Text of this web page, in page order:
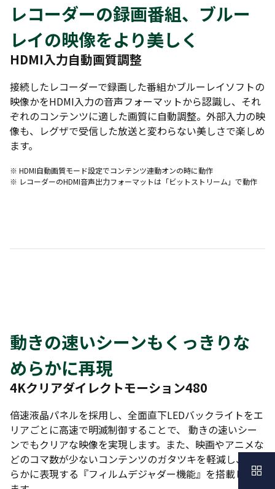
レコーダーの録画番組、ブルー
レイの映像をより美しく
HDMI入力自動画質調整
接続したレコーダーで録画した番組かブルーレイソフトの
映像かをHDMI入力の音声フォーマットから認識し、それ
ぞれのコンテンツに適した画質に自動調整。外部入力の映
像も、レグザで受信した放送と変わらない美しさで楽しめ
ます。
※ HDMI自動画質モード設定でコンテンツ連動オンの時に動作
※ レコーダーのHDMI音声出力フォーマットは「ビットストリーム」で動作
動きの速いシーンもくっきりな
めらかに再現
4Kクリアダイレクトモーション480
倍速液晶パネルを採用し、全面直下LEDバックライトをエ
リアごとに高速で明滅制御することで、 動きの速いシー
ンでもクリアな映像を実現します。また、映画やアニメな
どのコマ数が少ないコンテンツのガタツキを軽減し、なめ
らかに表現する『フィルムデジャダー機能』を搭載してい